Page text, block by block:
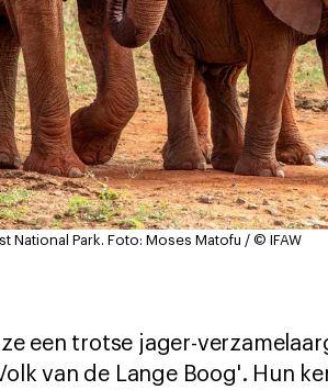
National Park. Foto: Moses Matofu / © IFAW
ze een trotse jager-
van de Lange Boog'. Hun